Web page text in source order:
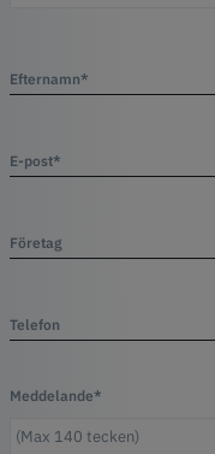
Efternamn*
E-post*
Företag
Telefon
Meddelande*